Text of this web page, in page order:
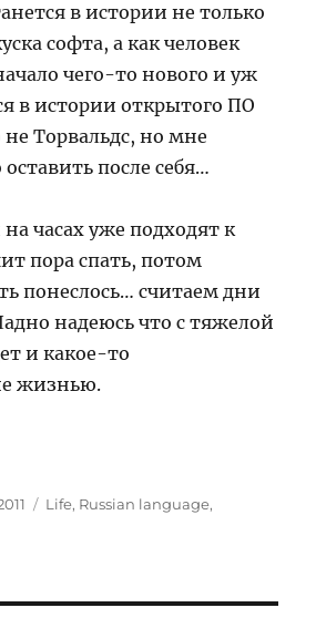
в истории не только
софта, а как человек
чего-то нового и уж
в истории открытого ПО
Торвальдс, но мне
после себя…
часах уже подходят к
пора спать, потом
понеслось… считаем дни
надеюсь что с тяжелой
и какое-то
жизнью.
Categories
Life, Russian language,